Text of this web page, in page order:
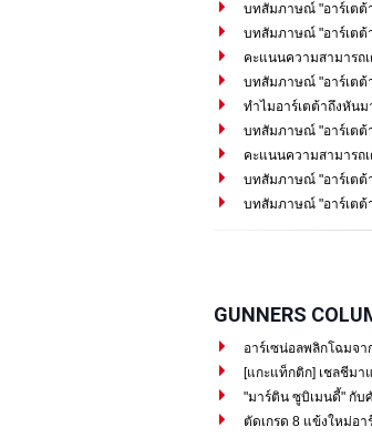
บทสัมภาษณ์ "อาร์เตต้
บทสัมภาษณ์ "อาร์เตต้
คะแนนความสามารถ
บทสัมภาษณ์ "อาร์เตต้
ทำไมอาร์เตต้าถึงหันม
บทสัมภาษณ์ "อาร์เตต้
คะแนนความสามารถ
บทสัมภาษณ์ "อาร์เตต้
บทสัมภาษณ์ "อาร์เตต้
GUNNERS
อาร์เซน่อลพลิกโฉมจา
[แกะแท็กติก] เชลชีม
"มาร์ติน ซูบิเมนดี้" กับ
ตัดเกรด 8 แข้งใหม่อา